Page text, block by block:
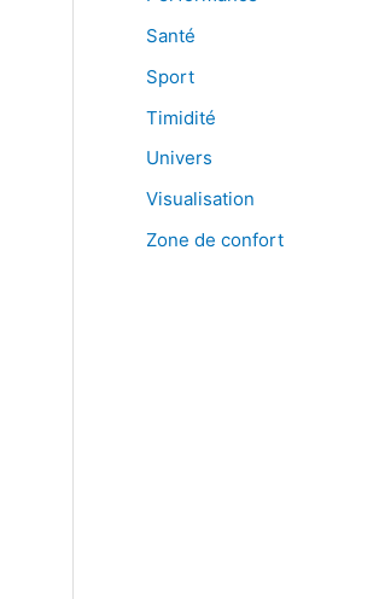
Santé
Sport
Timidité
Univers
Visualisation
Zone de confort